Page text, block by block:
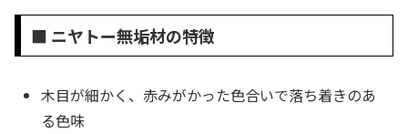
■ ニヤトー無垢材の特徴
木目が細かく、赤みがかった色合いで落ち着きのあ
る色味